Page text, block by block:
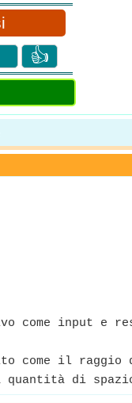
👍
come input
il raggio
quantità di